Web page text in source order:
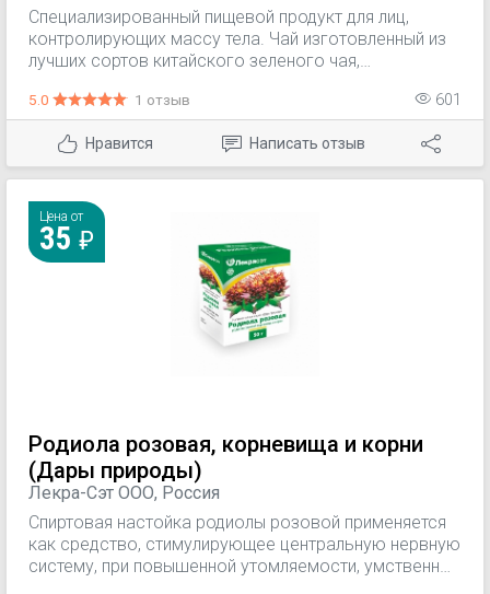
Специализированный пищевой продукт для лиц,
контролирующих массу тела. Чай изготовленный из
лучших сортов китайского зеленого чая,
антиоксидантным действием. Эффективность чая
обеспечивает комплекс целебных трав, витаминов и
микроэлементов, способствующих нормализации
процессов пищеварения и выведению токсинов,
Поддерживает хорошее самочувствие и
работоспособность. Для контроля веса при легкой
и средней степени ожирения.
5.0 1 отзыв 601
Нравится Написать отзыв
Цена от
35
Родиола розовая, корневища и корни
(Дары природы)
Лекра-Сэт ООО, Россия
Спиртовая настойка родиолы розовой применяется
как средство, стимулирующее центральную нервную
систему, при повышенной утомляемости, умственных